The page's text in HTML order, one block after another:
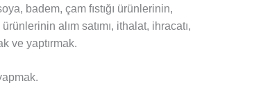
badem, çam fıstığı ürünlerinin,
alım satımı, ithalat, ihracatı,
ve yaptırmak.